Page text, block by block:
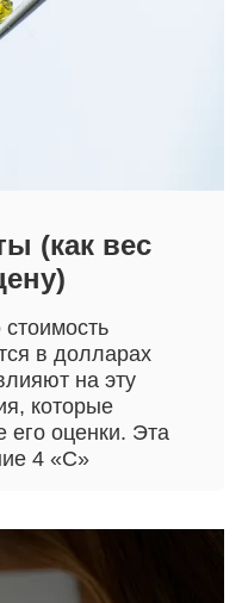
(как вес
в долларах
на эту
которые
его оценки. Эта
4 «С»